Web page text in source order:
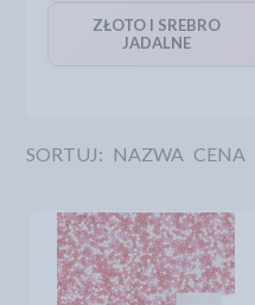
ZŁOTO I SREBRO
JADALNE
SORTUJ: NAZWA CENA